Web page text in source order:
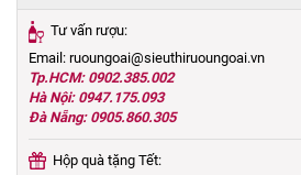
Tư vấn rượu:
Email: ruoungoai@sieuthiruoungoai.vn
Tp.HCM: 0902.385.002
Hà Nội: 0947.175.093
Đà Nẵng: 0905.860.305
Hộp quà tặng Tết: